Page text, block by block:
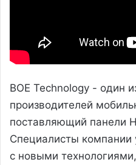
BOE Technology - один
производителей
поставляющий панели
Специалисты компании
с новыми